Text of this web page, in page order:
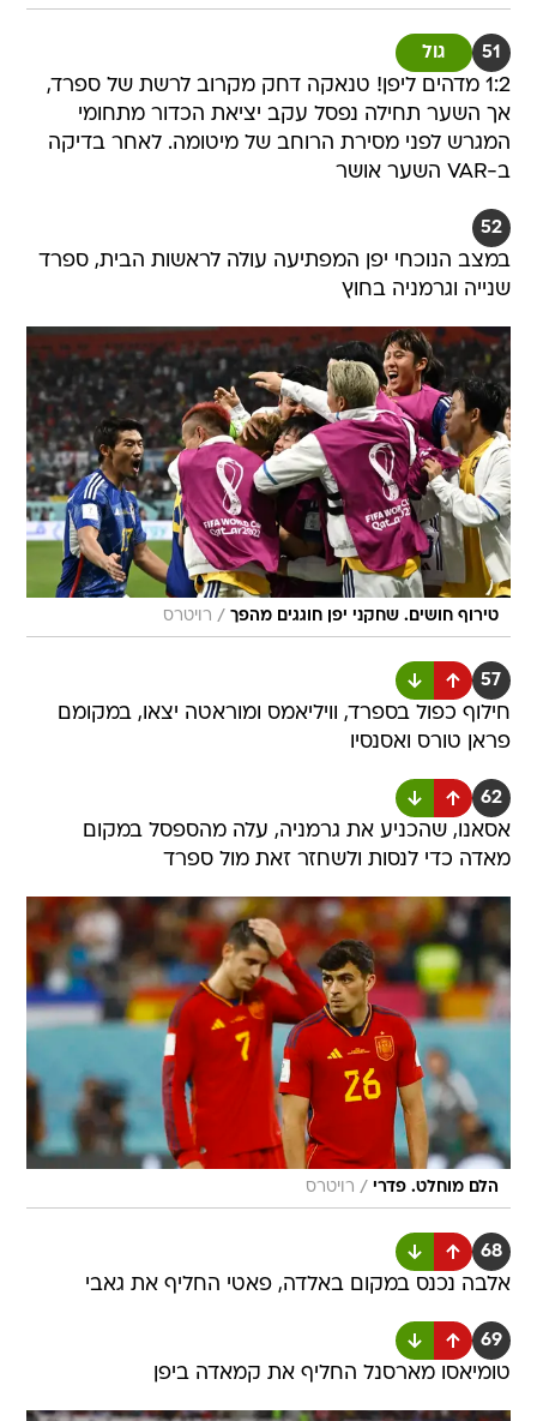
51 גול
1:2 מדהים ליפן! טנאקה דחק מקרוב לרשת של ספרד,
אך השער תחילה נפסל עקב יציאת הכדור מתחומי
המגרש לפני מסירת הרוחב של מיטומה. לאחר בדיקה
ב-VAR השער אושר
52
במצב הנוכחי יפן המפתיעה עולה לראשות הבית, ספרד
שנייה וגרמניה בחוץ
טירוף חושים. שחקני יפן חוגגים מהפך / רויטרס
57
חילוף כפול בספרד, וויליאמס ומוראטה יצאו, במקומם
פראן טורס ואסנסיו
62
אסאנו, שהכניע את גרמניה, עלה מהספסל במקום
מאדה כדי לנסות ולשחזר זאת מול ספרד
הלם מוחלט. פדרי / רויטרס
68
אלבה נכנס במקום באלדה, פאטי החליף את גאבי
69
טומיאסו מארסנל החליף את קמאדה ביפן